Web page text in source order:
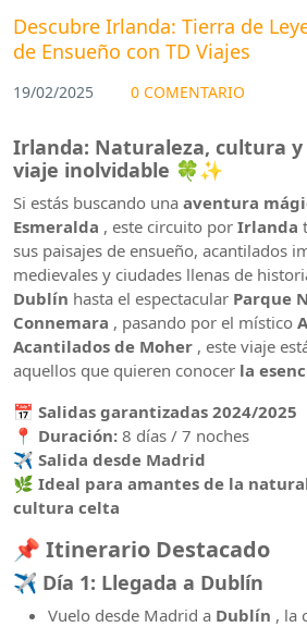
Descubre Irlanda: Tierra de
de Ensueño con TD Viajes
19/02/2025 0 COMENTARIO
Irlanda: Naturaleza, cultura y
viaje inolvidable 🍀✨
Si estás buscando una aventura
Esmeralda , este circuito por Irlanda
sus paisajes de ensueño, acantilados
medievales y ciudades llenas de
Dublín hasta el espectacular Parque
Connemara , pasando por el místico
Acantilados de Moher , este viaje
aquellos que quieren conocer la
📅 Salidas garantizadas 2024/2025
📍 Duración: 8 días / 7 noches
✈️ Salida desde Madrid
🌿 Ideal para amantes de la
cultura celta
📌 Itinerario Destacado
✈️ Día 1: Llegada a Dublín
Vuelo desde Madrid a Dublín , la